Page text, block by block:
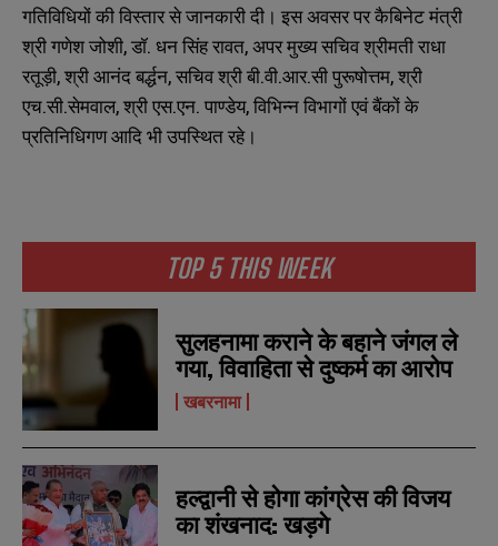
TOP 5 THIS WEEK
सुलहनामा कराने के बहाने जंगल ले
गया, विवाहिता से दुष्कर्म का आरोप
खबरनामा
हल्द्वानी से होगा कांग्रेस की विजय
का शंखनाद: खड़गे
गतिविधियों की विस्तार से जानकारी दी। इस अवसर पर कैबिनेट मंत्री
श्री गणेश जोशी, डॉ. धन सिंह रावत, अपर मुख्य सचिव श्रीमती राधा
रतूड़ी, श्री आनंद बर्द्धन, सचिव श्री बी.वी.आर.सी पुरूषोत्तम, श्री
एच.सी.सेमवाल, श्री एस.एन. पाण्डेय, विभिन्न विभागों एवं बैंकों के
प्रतिनिधिगण आदि भी उपस्थित रहे।